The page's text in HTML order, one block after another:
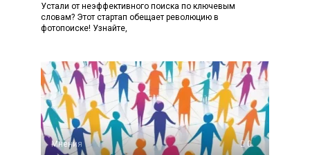
Устали от неэффективного поиска по ключевым
словам? Этот стартап обещает революцию в
фотопоиске! Узнайте,
Мнения 0